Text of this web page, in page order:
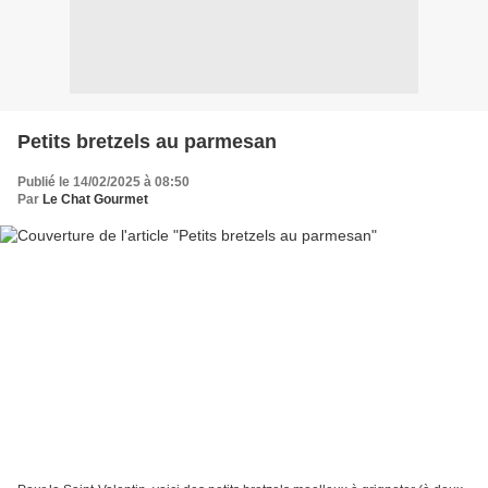
Petits bretzels au parmesan
Publié le 14/02/2025 à 08:50
Par Le Chat Gourmet